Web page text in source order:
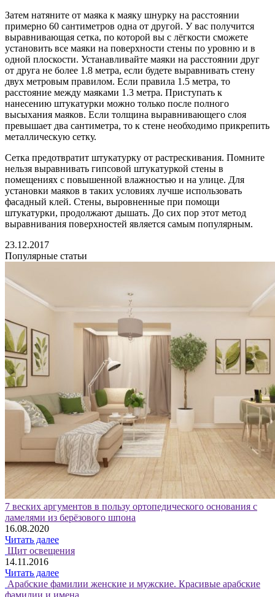
Затем натяните от маяка к маяку шнурку на расстоянии
примерно 60 сантиметров одна от другой. У вас получится
выравнивающая сетка, по которой вы с лёгкости сможете
установить все маяки на поверхности стены по уровню и в
одной плоскости. Устанавливайте маяки на расстоянии друг
от друга не более 1.8 метра, если будете выравнивать стену
двух метровым правилом. Если правила 1.5 метра, то
расстояние между маяками 1.3 метра. Приступать к
нанесению штукатурки можно только после полного
высыхания маяков. Если толщина выравнивающего слоя
превышает два сантиметра, то к стене необходимо прикрепить
металлическую сетку.
Сетка предотвратит штукатурку от растрескивания. Помните
нельзя выравнивать гипсовой штукатуркой стены в
помещениях с повышенной влажностью и на улице. Для
установки маяков в таких условиях лучше использовать
фасадный клей. Стены, выровненные при помощи
штукатурки, продолжают дышать. До сих пор этот метод
выравнивания поверхностей является самым популярным.
23.12.2017
Популярные статьи
7 веских аргументов в пользу ортопедического основания с
ламелями из берёзового шпона
16.08.2020
Читать далее
Щит освещения
14.11.2016
Читать далее
Арабские фамилии женские и мужские. Красивые арабские
фамилии и имена